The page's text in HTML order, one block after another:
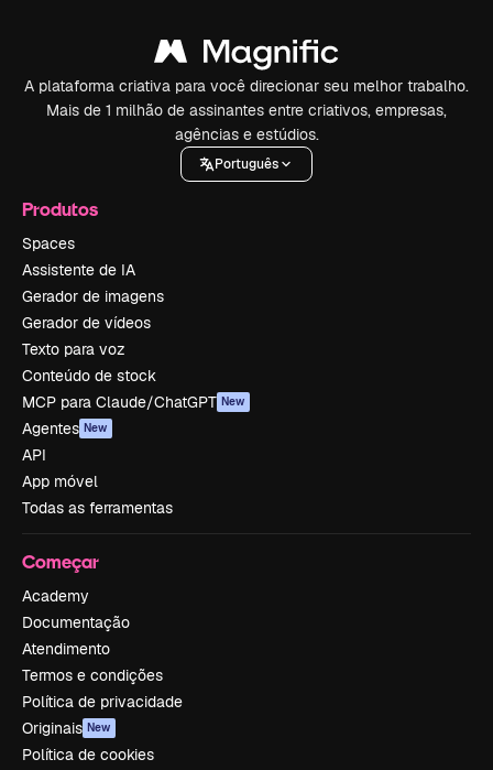
A plataforma criativa para você direcionar seu melhor trabalho.
Mais de 1 milhão de assinantes entre criativos, empresas,
agências e estúdios.
Português
Produtos
Spaces
Assistente de IA
Gerador de imagens
Gerador de vídeos
Texto para voz
Conteúdo de stock
MCP para Claude/ChatGPT New
Agentes New
API
App móvel
Todas as ferramentas
Começar
Academy
Documentação
Atendimento
Termos e condições
Política de privacidade
Originais New
Política de cookies